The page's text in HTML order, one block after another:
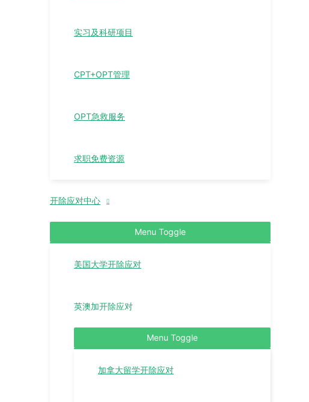
实习及科研项目
CPT+OPT管理
OPT急救服务
求职免费资源
开除应对中心
Menu Toggle
美国大学开除应对
英澳加开除应对
Menu Toggle
加拿大留学开除应对